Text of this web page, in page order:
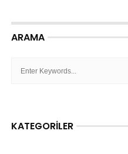
ARAMA
KATEGORILER